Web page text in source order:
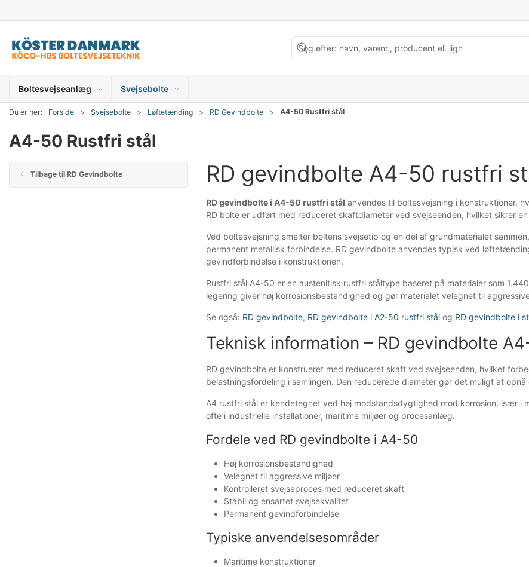
Boltesvejseanlæg Svejsebolte
Du er her: Forside Svejsebolte Løftetænding RD Gevindbolte A4-50 Rustfri stål
A4-50 Rustfri stål
Tilbage til RD Gevindbolte RD gevindbolte A4-50 rustfri
RD gevindbolte i A4-50 rustfri stål anvendes til boltesvejsning i konstruktioner,
RD bolte er udført med reduceret skaftdiameter ved svejseenden, hvilket sikrer
Ved boltesvejsning smelter boltens svejsetip og en del af grundmaterialet
permanent metallisk forbindelse. RD gevindbolte anvendes typisk ved
gevindforbindelse i konstruktionen.
Rustfri stål A4-50 er en austenitisk rustfri ståltype baseret på materialer som
legering giver høj korrosionsbestandighed og gør materialet velegnet til
Se også: RD gevindbolte, RD gevindbolte i A2-50 rustfri stål og RD gevindbolte i
Teknisk information – RD gevindbolte
RD gevindbolte er konstrueret med reduceret skaft ved svejseenden, hvilket
belastningsfordeling i samlingen. Den reducerede diameter gør det muligt at
A4 rustfri stål er kendetegnet ved høj modstandsdygtighed mod korrosion, især i
ofte i industrielle installationer, maritime miljøer og procesanlæg.
Fordele ved RD gevindbolte i A4-50
Høj korrosionsbestandighed
Velegnet til aggressive miljøer
Kontrolleret svejseproces med reduceret skaft
Stabil og ensartet svejsekvalitet
Permanent gevindforbindelse
Typiske anvendelsesområder
Maritime konstruktioner